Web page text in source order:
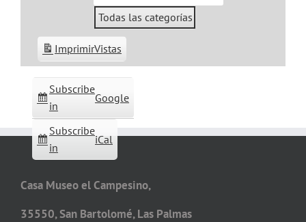
Todas las categorías
Subscribe
in
Google
Subscribe
in
iCal
ImprimirVistas
Casa Museo el Campesino,
35550, San Bartolomé, Las Palmas